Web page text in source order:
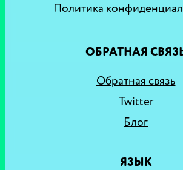
Политика
ОБРАТНАЯ
Обратная связь
Twitter
Блог
ЯЗЫК